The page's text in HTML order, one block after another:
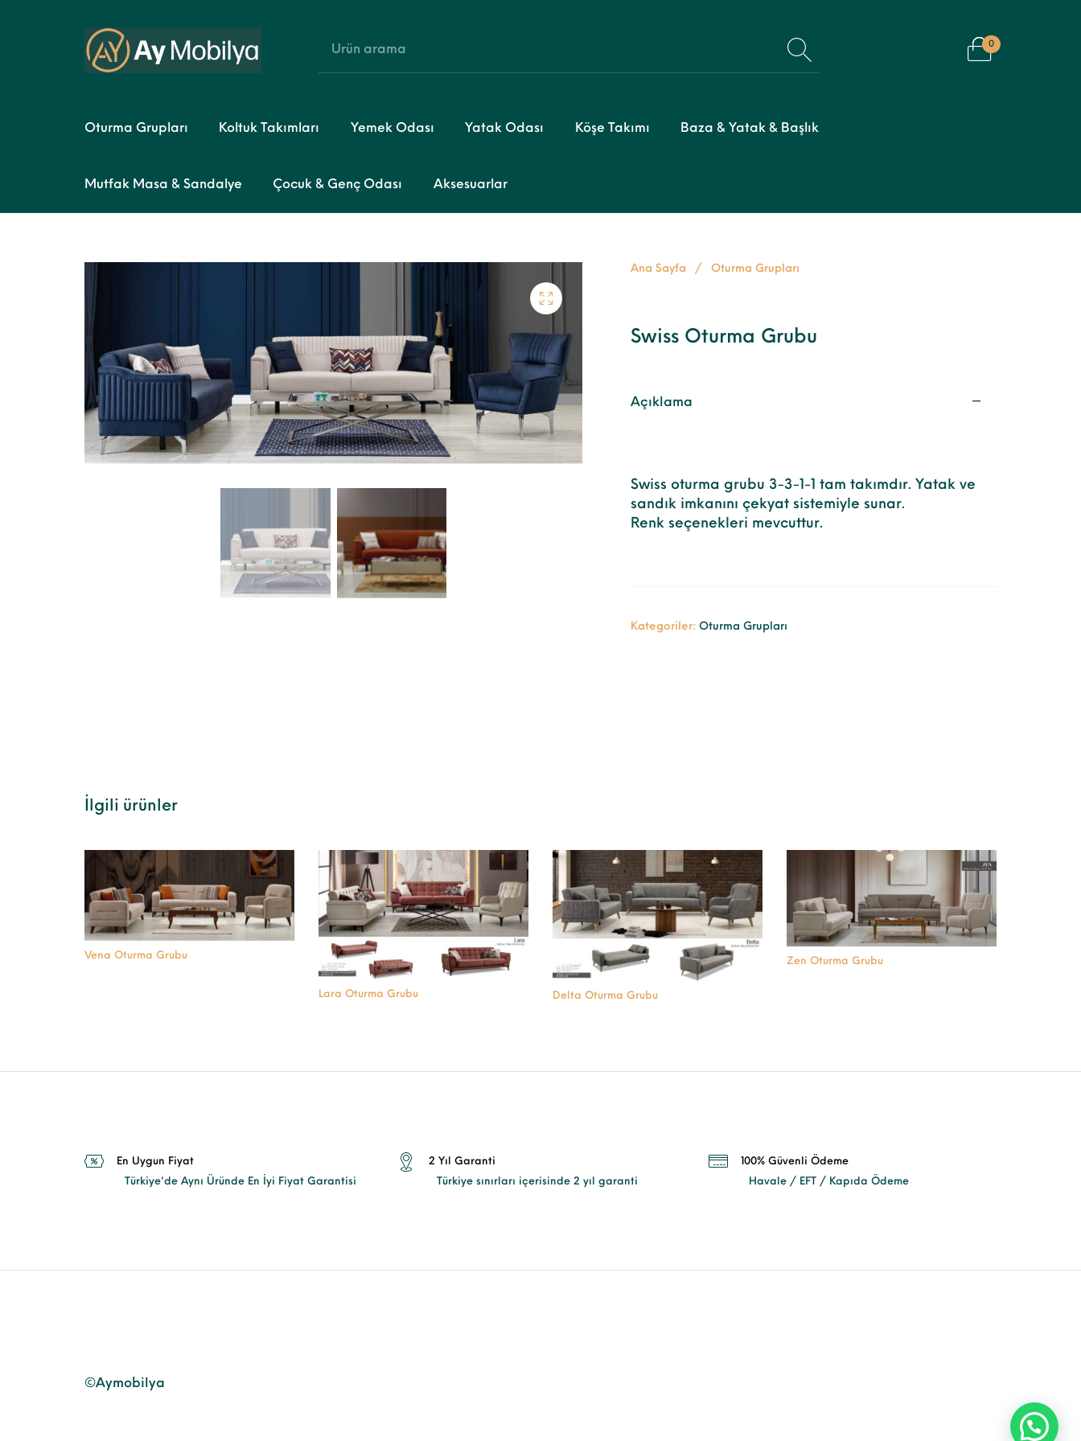
0
Oturma Grupları Koltuk Takımları Yemek Odası Yatak Odası Köşe Takımı Baza & Yatak & Başlık
Mutfak Masa & Sandalye Çocuk & Genç Odası Aksesuarlar
Ana Sayfa / Oturma Grupları
Swiss Oturma Grubu
Açıklama
Swiss oturma grubu 3-3-1-1 tam takımdır. Yatak ve
sandık imkanını çekyat sistemiyle sunar.
Renk seçenekleri mevcuttur.
Kategoriler: Oturma Grupları
İlgili ürünler
Vena Oturma Grubu
Lara Oturma Grubu Delta Oturma Grubu
Zen Oturma Grubu
En Uygun Fiyat
Türkiye'de Aynı Üründe En İyi Fiyat Garantisi
2 Yıl Garanti
Türkiye sınırları içerisinde 2 yıl garanti
100% Güvenli Ödeme
Havale / EFT / Kapıda Ödeme
©Aymobilya